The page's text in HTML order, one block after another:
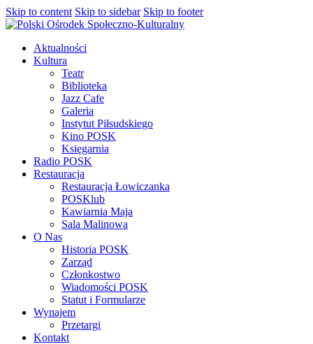
Skip to content Skip to sidebar Skip to footer
Aktualności
Kultura
Teatr
Biblioteka
Jazz Cafe
Galeria
Instytut Piłsudskiego
Kino POSK
Księgarnia
Radio POSK
Restauracja
Restauracja Łowiczanka
POSKlub
Kawiarnia Maja
Sala Malinowa
O Nas
Historia POSK
Zarząd
Członkostwo
Wiadomości POSK
Statut i Formularze
Wynajem
Przetargi
Kontakt